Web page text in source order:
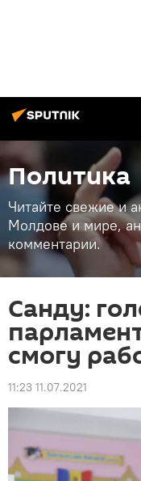
Политика
Читайте свежие и
Молдове и мире,
комментарии.
Санду:
смогу
11:23 11.07.2021